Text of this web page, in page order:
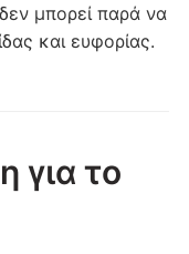
μπορεί παρά να
και ευφορίας.
για το